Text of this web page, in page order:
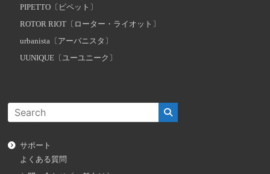
PIPETTO〔ピペット〕
ROTOR RIOT〔ローター・ライオット〕
urbanista〔アーバニスタ〕
UUNIQUE〔ユーユニーク〕
サポート
よくある質問